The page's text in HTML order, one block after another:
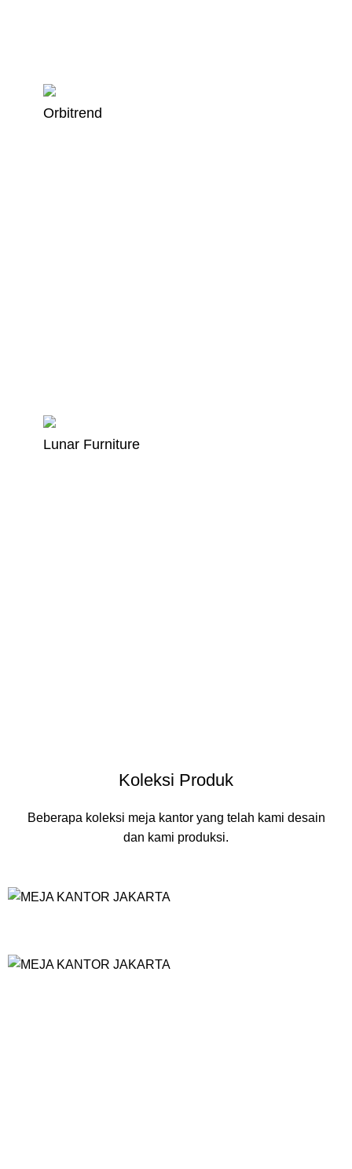
Orbitrend
Lunar Furniture
Koleksi Produk
Beberapa koleksi meja kantor yang telah kami desain
dan kami produksi.